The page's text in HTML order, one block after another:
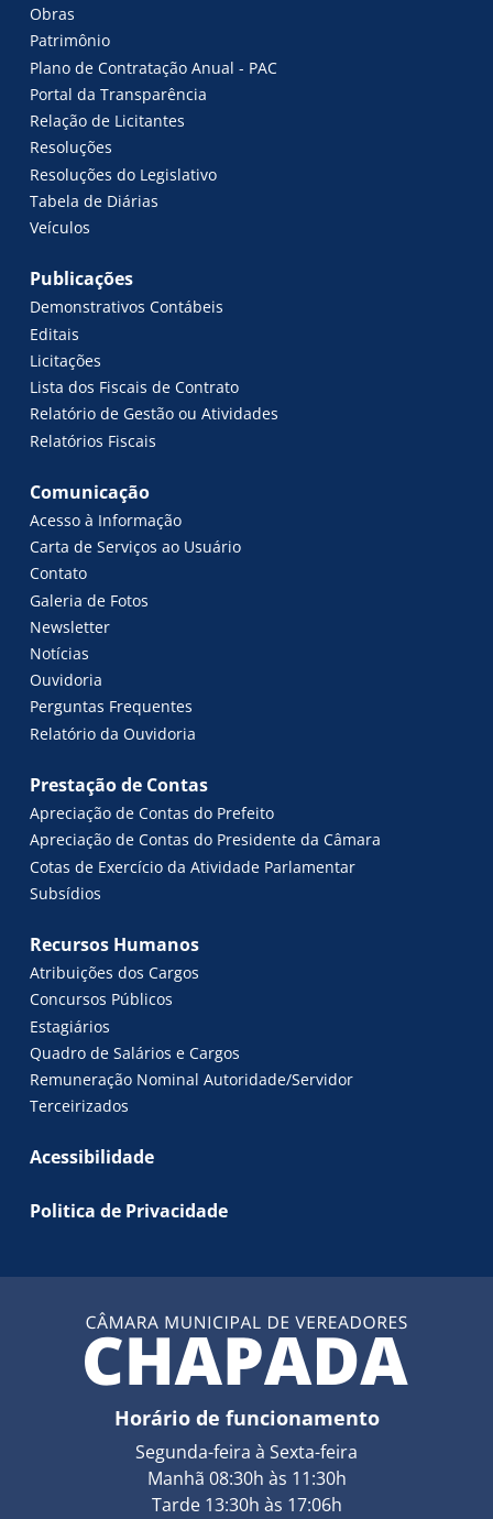
Obras
Patrimônio
Plano de Contratação Anual - PAC
Portal da Transparência
Relação de Licitantes
Resoluções
Resoluções do Legislativo
Tabela de Diárias
Veículos
Publicações
Demonstrativos Contábeis
Editais
Licitações
Lista dos Fiscais de Contrato
Relatório de Gestão ou Atividades
Relatórios Fiscais
Comunicação
Acesso à Informação
Carta de Serviços ao Usuário
Contato
Galeria de Fotos
Newsletter
Notícias
Ouvidoria
Perguntas Frequentes
Relatório da Ouvidoria
Prestação de Contas
Apreciação de Contas do Prefeito
Apreciação de Contas do Presidente da Câmara
Cotas de Exercício da Atividade Parlamentar
Subsídios
Recursos Humanos
Atribuições dos Cargos
Concursos Públicos
Estagiários
Quadro de Salários e Cargos
Remuneração Nominal Autoridade/Servidor
Terceirizados
Acessibilidade
Politica de Privacidade
Horário de funcionamento
Segunda-feira à Sexta-feira
Manhã 08:30h às 11:30h
Tarde 13:30h às 17:06h